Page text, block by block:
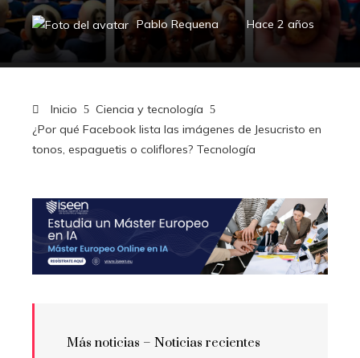
Pablo Requena Hace 2 años
Inicio
Ciencia y tecnología
¿Por qué Facebook lista las imágenes de Jesucristo en
tonos, espaguetis o coliflores? Tecnología
Más noticias – Noticias recientes